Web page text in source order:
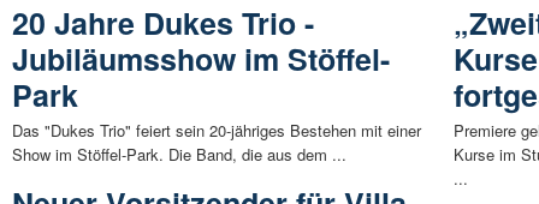
20 Jahre Dukes Trio -
Jubiläumsshow im Stöffel-
Park
Das "Dukes Trio" feiert sein 20-jähriges Bestehen mit einer
Show im Stöffel-Park. Die Band, die aus dem ...
Premiere
Kurse im
...